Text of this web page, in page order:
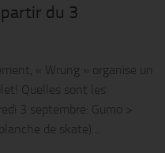
du 3
« Wrung » organise un
Quelles sont les
3 septembre: Gumo >
de skate)...